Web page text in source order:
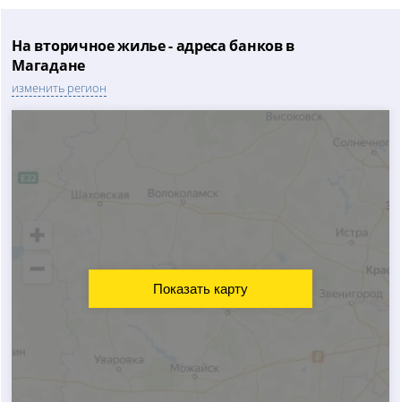
На вторичное жилье - адреса банков в
Магадане
изменить регион
Показать карту